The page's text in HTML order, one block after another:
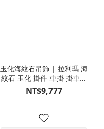
玉化海紋石吊飾 | 拉利瑪 海
紋石 玉化 掛件 車掛 掛車上
掛包包 掛小孩床頭 消除不安
恐懼 天然石吊飾(青繩)
NT$9,777